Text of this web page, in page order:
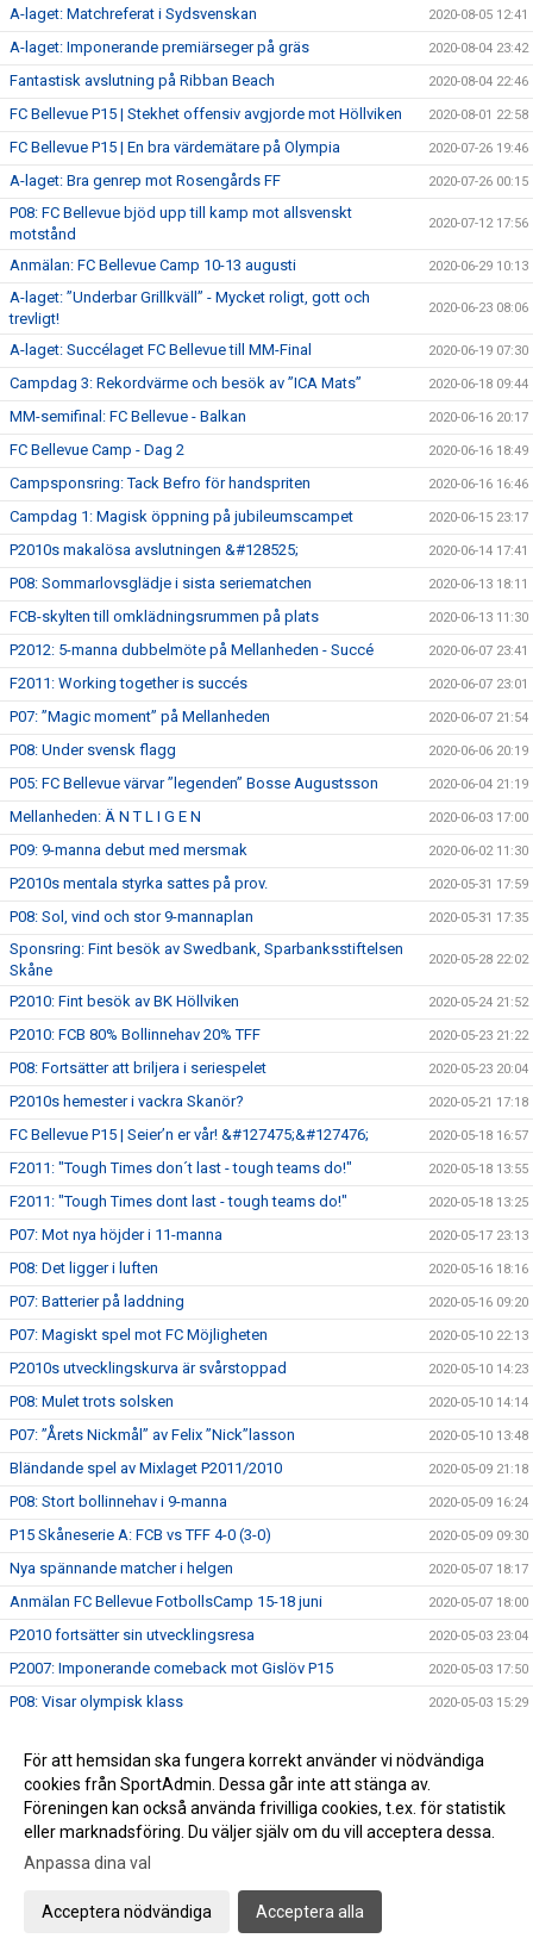
A-laget: Matchreferat i Sydsvenskan 2020-08-05 12:41
A-laget: Imponerande premiärseger på gräs 2020-08-04 23:42
Fantastisk avslutning på Ribban Beach 2020-08-04 22:46
FC Bellevue P15 | Stekhet offensiv avgjorde mot Höllviken 2020-08-01 22:58
FC Bellevue P15 | En bra värdemätare på Olympia 2020-07-26 19:46
A-laget: Bra genrep mot Rosengårds FF 2020-07-26 00:15
P08: FC Bellevue bjöd upp till kamp mot allsvenskt
motstånd
2020-07-12 17:56
Anmälan: FC Bellevue Camp 10-13 augusti 2020-06-29 10:13
A-laget: ”Underbar Grillkväll” - Mycket roligt, gott och
trevligt!
2020-06-23 08:06
A-laget: Succélaget FC Bellevue till MM-Final 2020-06-19 07:30
Campdag 3: Rekordvärme och besök av ”ICA Mats” 2020-06-18 09:44
MM-semifinal: FC Bellevue - Balkan 2020-06-16 20:17
FC Bellevue Camp - Dag 2 2020-06-16 18:49
Campsponsring: Tack Befro för handspriten 2020-06-16 16:46
Campdag 1: Magisk öppning på jubileumscampet 2020-06-15 23:17
P2010s makalösa avslutningen &#128525; 2020-06-14 17:41
P08: Sommarlovsglädje i sista seriematchen 2020-06-13 18:11
FCB-skylten till omklädningsrummen på plats 2020-06-13 11:30
P2012: 5-manna dubbelmöte på Mellanheden - Succé 2020-06-07 23:41
F2011: Working together is succés 2020-06-07 23:01
P07: ”Magic moment” på Mellanheden 2020-06-07 21:54
P08: Under svensk flagg 2020-06-06 20:19
P05: FC Bellevue värvar ”legenden” Bosse Augustsson 2020-06-04 21:19
Mellanheden: Ä N T L I G E N 2020-06-03 17:00
P09: 9-manna debut med mersmak 2020-06-02 11:30
P2010s mentala styrka sattes på prov. 2020-05-31 17:59
P08: Sol, vind och stor 9-mannaplan 2020-05-31 17:35
Sponsring: Fint besök av Swedbank, Sparbanksstiftelsen
Skåne
2020-05-28 22:02
P2010: Fint besök av BK Höllviken 2020-05-24 21:52
P2010: FCB 80% Bollinnehav 20% TFF 2020-05-23 21:22
P08: Fortsätter att briljera i seriespelet 2020-05-23 20:04
P2010s hemester i vackra Skanör? 2020-05-21 17:18
FC Bellevue P15 | Seier’n er vår! &#127475;&#127476; 2020-05-18 16:57
F2011: "Tough Times don´t last - tough teams do!" 2020-05-18 13:55
F2011: "Tough Times dont last - tough teams do!" 2020-05-18 13:25
P07: Mot nya höjder i 11-manna 2020-05-17 23:13
P08: Det ligger i luften 2020-05-16 18:16
P07: Batterier på laddning 2020-05-16 09:20
P07: Magiskt spel mot FC Möjligheten 2020-05-10 22:13
P2010s utvecklingskurva är svårstoppad 2020-05-10 14:23
P08: Mulet trots solsken 2020-05-10 14:14
P07: ”Årets Nickmål” av Felix ”Nick”lasson 2020-05-10 13:48
Bländande spel av Mixlaget P2011/2010 2020-05-09 21:18
P08: Stort bollinnehav i 9-manna 2020-05-09 16:24
P15 Skåneserie A: FCB vs TFF 4-0 (3-0) 2020-05-09 09:30
Nya spännande matcher i helgen 2020-05-07 18:17
Anmälan FC Bellevue FotbollsCamp 15-18 juni 2020-05-07 18:00
P2010 fortsätter sin utvecklingsresa 2020-05-03 23:04
P2007: Imponerande comeback mot Gislöv P15 2020-05-03 17:50
P08: Visar olympisk klass 2020-05-03 15:29
P07: Bländande ungdomsfotboll på 1:a maj 2020-05-01 22:35
Trevlig Valborg! 2020-04-30 21:34
P07: Spelglädje mot FC Rosengård 2020-04-26 17:58
P08: Släpp fotbollskillarna loss, det är vår!
F2011: Tjejerna imponerar i hemmadebuten
För att hemsidan ska fungera korrekt använder vi nödvändiga
cookies från SportAdmin. Dessa går inte att stänga av.
Föreningen kan också använda frivilliga cookies, t.ex. för statistik
eller marknadsföring. Du väljer själv om du vill acceptera dessa.
Anpassa dina val
Acceptera nödvändiga Acceptera alla